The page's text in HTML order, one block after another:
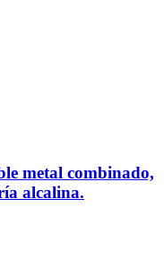
metal combinado,
alcalina.